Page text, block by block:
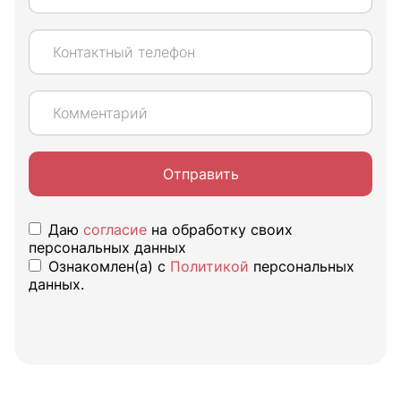
Отправить
Даю согласие на обработку своих
персональных данных
Ознакомлен(а) с Политикой персональных
данных.